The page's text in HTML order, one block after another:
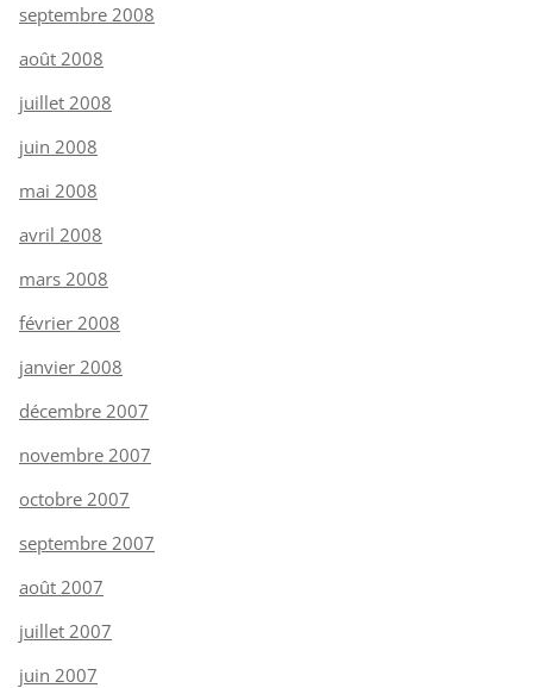
septembre 2008
août 2008
juillet 2008
juin 2008
mai 2008
avril 2008
mars 2008
février 2008
janvier 2008
décembre 2007
novembre 2007
octobre 2007
septembre 2007
août 2007
juillet 2007
juin 2007